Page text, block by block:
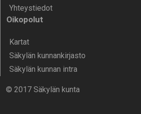
Yhteystiedot
Oikopolut
Kartat
Säkylän kunnankirjasto
Säkylän kunnan intra
© 2017 Säkylän kunta